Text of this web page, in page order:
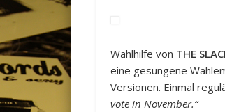
Wahlhilfe von THE
eine gesungene
Versionen. Einmal
vote in November.“